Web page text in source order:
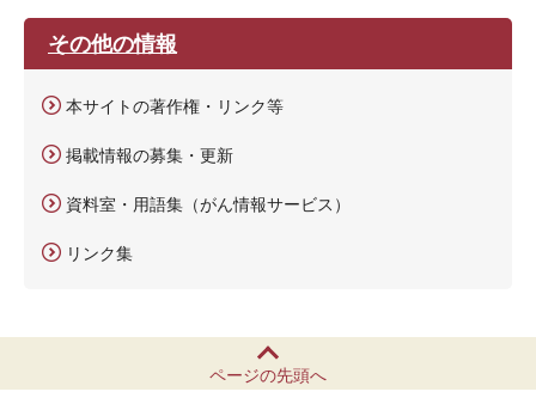
その他の情報
本サイトの著作権・リンク等
掲載情報の募集・更新
資料室・用語集（がん情報サービス）
リンク集
ページの先頭へ